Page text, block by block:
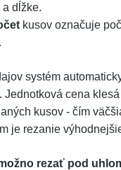
dĺžke.
kusov označuje
systém
Jednotková cena
kusov - čím
je rezanie
rezať pod